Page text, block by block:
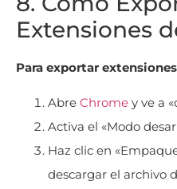
Extensiones
Para exportar
Abre Chrome y ve a
Activa el «Modo
Haz clic en
descargar el archivo